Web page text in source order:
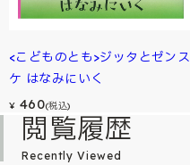
<こどものとも>ジッタとゼンス
ケ はなみにいく
¥ 460(税込)
閲覧履歴
Recently Viewed